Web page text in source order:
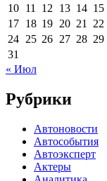
10 11 12 13 14 15
17 18 19 20 21 22
24 25 26 27 28 29
31
« Июл
Рубрики
Автоновости
Автособытия
Автоэксперт
Актеры